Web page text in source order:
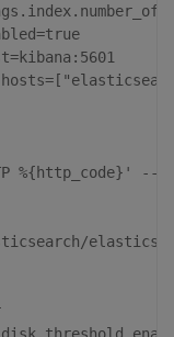
%{http_code} ' --